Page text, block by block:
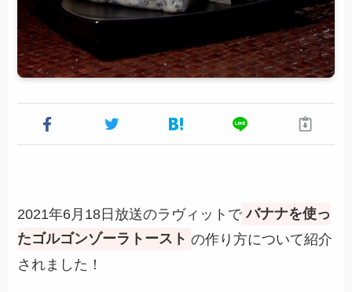
2021年6月18日放送のラヴィットで バナナを使っ
たゴルゴンゾーラトースト の作り方について紹介
されました！